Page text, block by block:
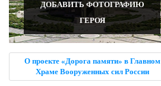
ДОБАВИТЬ ФОТОГРАФИЮ
ГЕРОЯ
О проекте «Дорога памяти» в Главном
Храме Вооруженных сил России